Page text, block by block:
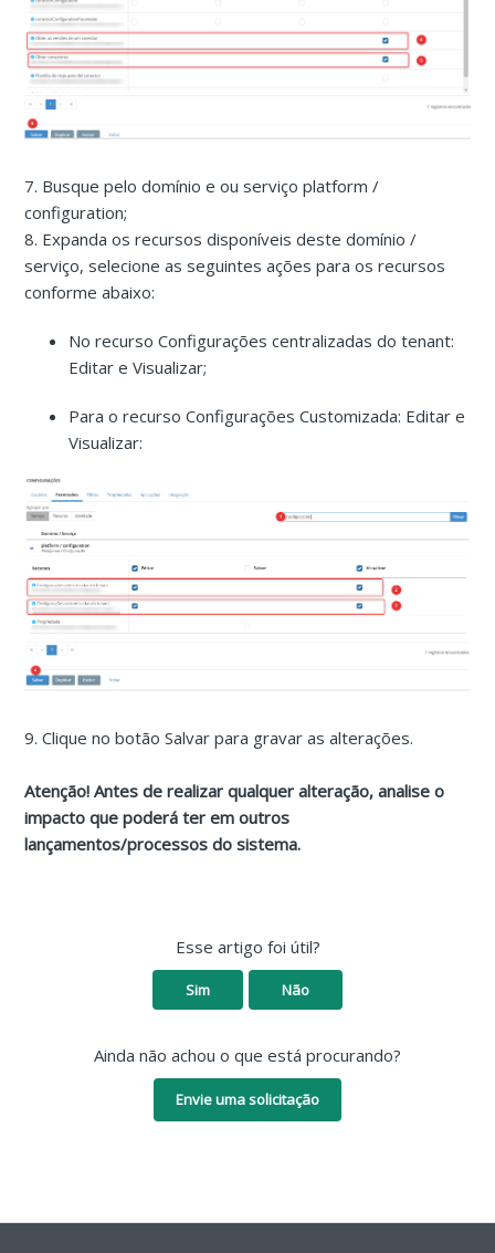
7. Busque pelo domínio e ou serviço platform /
configuration;
8. Expanda os recursos disponíveis deste domínio /
serviço, selecione as seguintes ações para os recursos
conforme abaixo:
No recurso Configurações centralizadas do tenant:
Editar e Visualizar;
Para o recurso Configurações Customizada: Editar e
Visualizar:
9. Clique no botão Salvar para gravar as alterações.
Atenção! Antes de realizar qualquer alteração, analise o
impacto que poderá ter em outros
lançamentos/processos do sistema.
Esse artigo foi útil?
Sim Não
Ainda não achou o que está procurando?
Envie uma solicitação